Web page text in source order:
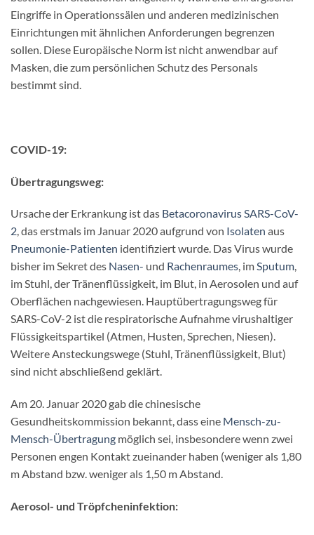
Eingriffe in Operationssälen und anderen medizinischen
Einrichtungen mit ähnlichen Anforderungen begrenzen
sollen. Diese Europäische Norm ist nicht anwendbar auf
Masken, die zum persönlichen Schutz des Personals
bestimmt sind.
COVID-19:
Übertragungsweg:
Ursache der Erkrankung ist das BetacoronavirusSARS-CoV-
2, das erstmals im Januar 2020 aufgrund von Isolaten aus
Pneumonie-Patienten identifiziert wurde. Das Virus wurde
bisher im Sekret des Nasen- und Rachenraumes, imSputum,
im Stuhl, der Tränenflüssigkeit, im Blut, in Aerosolen und auf
Oberflächen nachgewiesen. Hauptübertragungsweg für
SARS-CoV-2 ist die respiratorische Aufnahme virushaltiger
Flüssigkeitspartikel (Atmen, Husten, Sprechen, Niesen).
Weitere Ansteckungswege (Stuhl, Tränenflüssigkeit, Blut)
sind nicht abschließend geklärt.
Am 20. Januar 2020 gab die chinesische
Gesundheitskommission bekannt, dass eine Mensch-zu-
Mensch-Übertragung möglich sei, insbesondere wenn zwei
Personen engen Kontakt zueinander haben (weniger als 1,80
m Abstand bzw. weniger als 1,50 m Abstand.
Aerosol- und Tröpfcheninfektion: